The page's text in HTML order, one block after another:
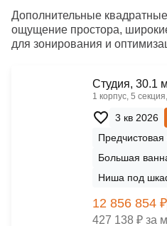
Дополнительные
ощущение простора,
для зонирования и
Cтудия, 30.1
1 корпус, 5
3 кв 2026
Предчистовая
Большая
Ниша под
12 856 854 ₽
427 138 ₽ за